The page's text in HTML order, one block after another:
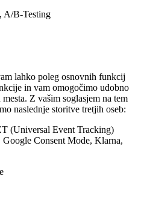
A/B-Testing
lahko poleg osnovnih funkcij
in vam omogočimo udobno
Z vašim soglasjem na tem
naslednje storitve tretjih oseb:
(Universal Event Tracking)
Consent Mode, Klarna,